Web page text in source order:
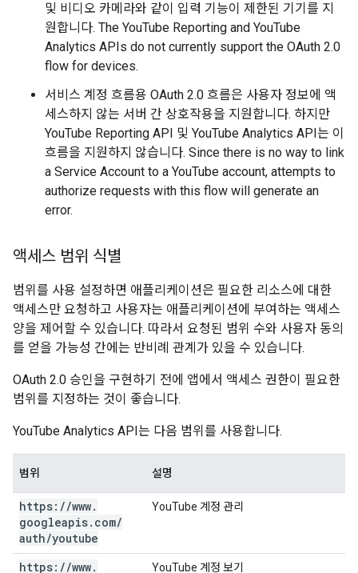
및 비디오 카메라와 같이 입력 기능이 제한된 기기를 지
원합니다. The YouTube Reporting and YouTube
Analytics APIs do not currently support the OAuth 2.0
flow for devices.
서비스 계정 흐름용 OAuth 2.0 흐름은 사용자 정보에 액
세스하지 않는 서버 간 상호작용을 지원합니다. 하지만
YouTube Reporting API 및 YouTube Analytics API는 이
흐름을 지원하지 않습니다. Since there is no way to link
a Service Account to a YouTube account, attempts to
authorize requests with this flow will generate an
error.
액세스 범위 식별
범위를 사용 설정하면 애플리케이션은 필요한 리소스에 대한
액세스만 요청하고 사용자는 애플리케이션에 부여하는 액세스
양을 제어할 수 있습니다. 따라서 요청된 범위 수와 사용자 동의
를 얻을 가능성 간에는 반비례 관계가 있을 수 있습니다.
OAuth 2.0 승인을 구현하기 전에 앱에서 액세스 권한이 필요한
범위를 지정하는 것이 좋습니다.
YouTube Analytics API는 다음 범위를 사용합니다.
범위 설명
https: //www.
googleapis. com/
auth/youtube
YouTube 계정 관리
https: //www. YouTube 계정 보기